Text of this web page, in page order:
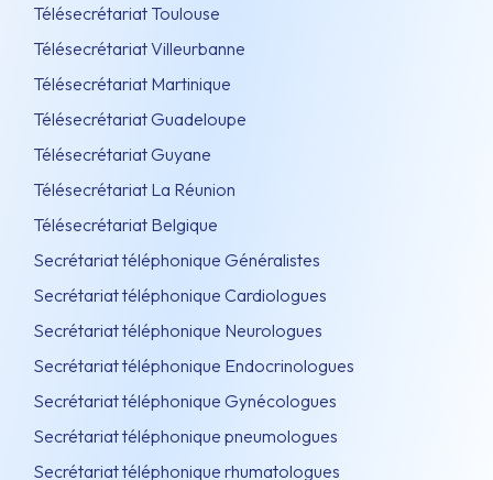
Télésecrétariat Toulouse
Télésecrétariat Villeurbanne
Télésecrétariat Martinique
Télésecrétariat Guadeloupe
Télésecrétariat Guyane
Télésecrétariat La Réunion
Télésecrétariat Belgique
Secrétariat téléphonique Généralistes
Secrétariat téléphonique Cardiologues
Secrétariat téléphonique Neurologues
Secrétariat téléphonique Endocrinologues
Secrétariat téléphonique Gynécologues
Secrétariat téléphonique pneumologues
Secrétariat téléphonique rhumatologues